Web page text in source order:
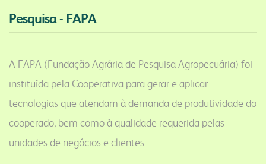
Pesquisa - FAPA
A FAPA (Fundação Agrária de Pesquisa Agropecuária) foi
instituída pela Cooperativa para gerar e aplicar
tecnologias que atendam à demanda de produtividade do
cooperado, bem como à qualidade requerida pelas
unidades de negócios e clientes.